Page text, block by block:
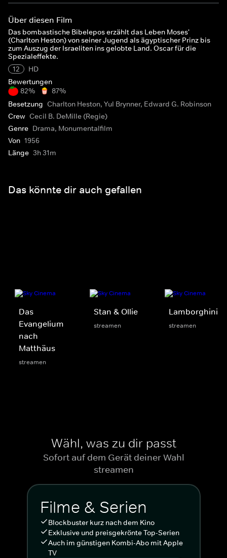
Über diesen Film
Das bombastische Bibelepos erzählt das Leben Moses'
(Charlton Heston) von seiner Jugend als ägyptischer Prinz bis
zum Auszug der Israeliten ins gelobte Land. Oscar für die
Spezialeffekte.
12
HD
Bewertungen
82%
87%
Besetzung Charlton Heston, Yul Brynner, Edward G. Robinson
Crew Cecil B. DeMille (Regie)
Genre Drama, Monumentalfilm
Von 1956
Länge 3h 31m
Das könnte dir auch gefallen
Das
Evangelium
nach
Matthäus
streamen
Stan & Ollie
streamen
Lamborghini
streamen
Wähl, was zu dir passt
Sofort auf dem Gerät deiner Wahl
streamen
Filme & Serien
Blockbuster kurz nach dem Kino
Exklusive und preisgekrönte Top-Serien
Auch im günstigen Kombi-Abo mit Apple
TV